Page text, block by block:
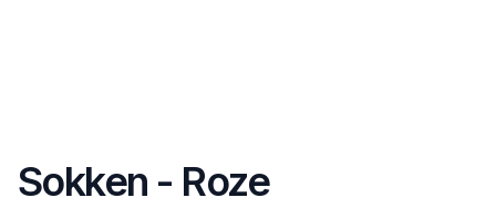
Sokken - Roze